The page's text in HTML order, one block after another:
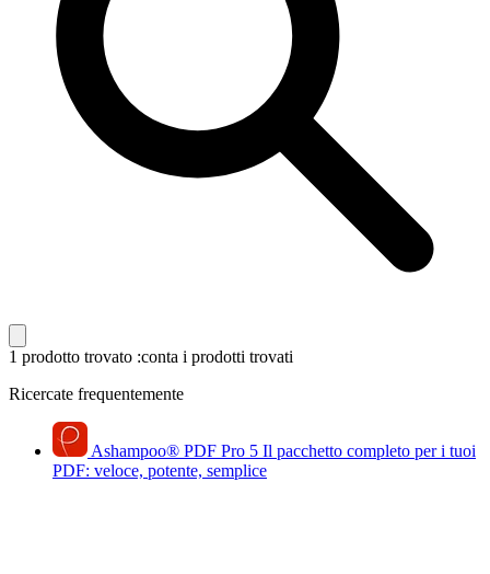
1 prodotto trovato :conta i prodotti trovati
Ricercate frequentemente
Ashampoo® PDF Pro 5 Il pacchetto completo per i tuoi
PDF: veloce, potente, semplice